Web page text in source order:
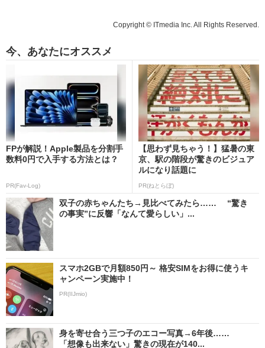
Copyright © ITmedia Inc. All Rights Reserved.
今、あなたにオススメ
FPが解説！Apple製品を分割手
数料0円で入手する方法とは？
PR(Fav-Log)
【思わず見ちゃう！】猛暑の東
京、駅の階段が驚きのビジュア
ルになり話題に
PR(ねとらぼ)
双子の赤ちゃんたち→見比べてみたら…… “驚き
の事実”に反響「なんて愛らしい」...
スマホ2GBで月額850円～ 格安SIMをお得に使うキ
ャンペーン実施中！
PR(IIJmio)
身を寄せ合う三つ子のエコー写真→6年後……
「想像も出来ない」驚きの現在が140...